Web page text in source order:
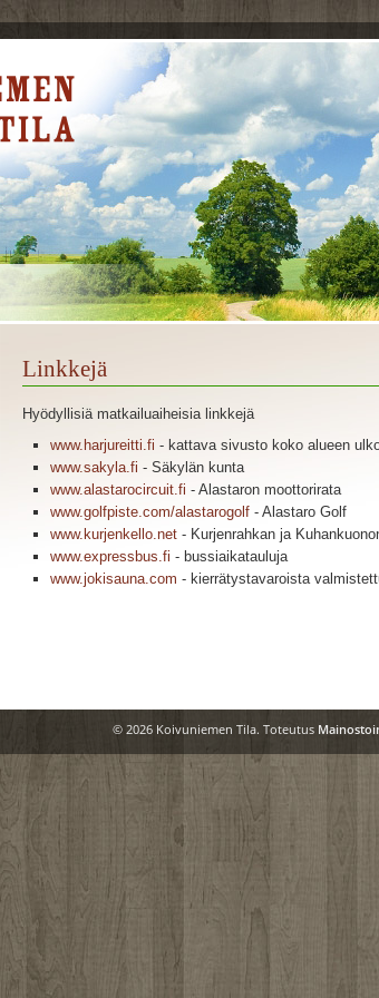
Linkkejä
Hyödyllisiä matkailuaiheisia linkkejä
www.harjureitti.fi - kattava sivusto koko alueen
www.sakyla.fi - Säkylän kunta
www.alastarocircuit.fi - Alastaron moottorirata
www.golfpiste.com/alastarogolf- Alastaro Golf
www.kurjenkello.net- Kurjenrahkan ja
www.expressbus.fi - bussiaikatauluja
www.jokisauna.com - kierrätystavaroista
© 2026 Koivuniemen Tila. Toteutus